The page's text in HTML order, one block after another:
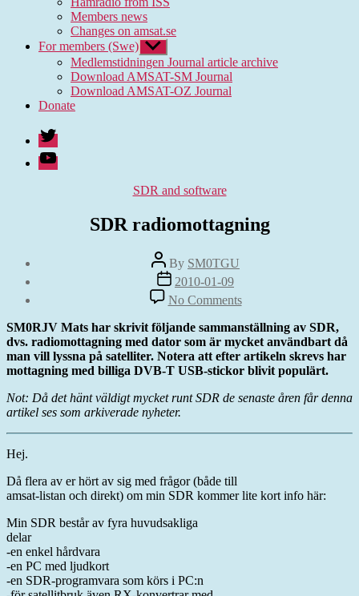
Members news
Changes on amsat.se
For members (Swe) Show
sub
menu
Medlemstidningen Journal article archive
Download AMSAT-SM Journal
Download AMSAT-OZ Journal
Donate
Twitter
Youtube
Categories
SDR and software
SDR radiomottagning
Post
author
By SM0TGU
Post
date
2010-01-09
No Commentson
SDR
radiomottagning
SM0RJV Mats har skrivit följande sammanställning av SDR,
dvs. radiomottagning med dator som är mycket användbart då
man vill lyssna på satelliter. Notera att efter artikeln skrevs har
mottagning med billiga DVB-T USB-stickor blivit populärt.
Not: Då det hänt väldigt mycket runt SDR de senaste åren får denna
artikel ses som arkiverade nyheter.
Hej.
Då flera av er hört av sig med frågor (både till
amsat-listan och direkt) om min SDR kommer lite kort info här:
Min SDR består av fyra huvudsakliga
delar
-en enkel hårdvara
-en PC med ljudkort
-en SDR-programvara som körs i PC:n